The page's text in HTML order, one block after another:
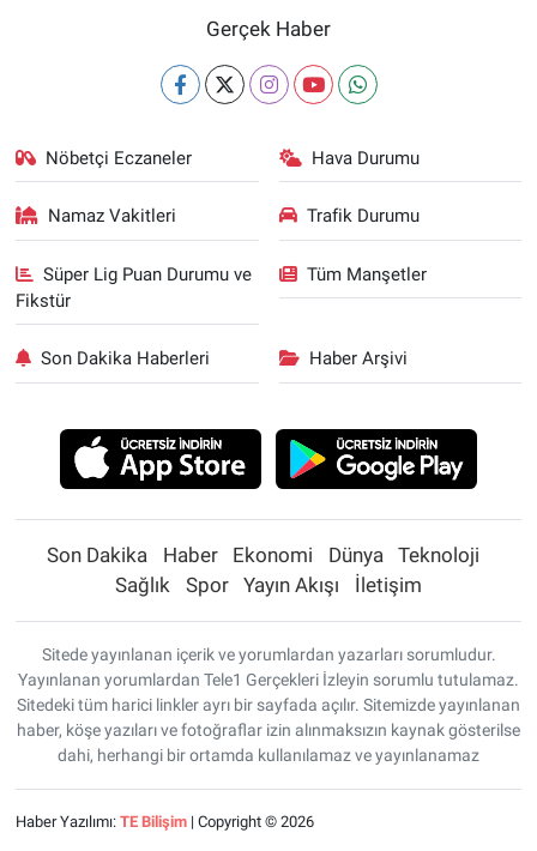
Gerçek Haber
Nöbetçi Eczaneler Hava Durumu
Namaz Vakitleri Trafik Durumu
Süper Lig Puan Durumu ve
Fikstür
Tüm Manşetler
Son Dakika Haberleri Haber Arşivi
Son Dakika Haber Ekonomi Dünya
Teknoloji
Sağlık
Spor Yayın Akışı İletişim
Sitede yayınlanan içerik ve yorumlardan yazarları sorumludur.
Yayınlanan yorumlardan Tele1 Gerçekleri İzleyin sorumlu tutulamaz.
Sitedeki tüm harici linkler ayrı bir sayfada açılır. Sitemizde yayınlanan
haber, köşe yazıları ve fotoğraflar izin alınmaksızın kaynak gösterilse
dahi, herhangi bir ortamda kullanılamaz ve yayınlanamaz
Haber Yazılımı: TE Bilişim| Copyright © 2026